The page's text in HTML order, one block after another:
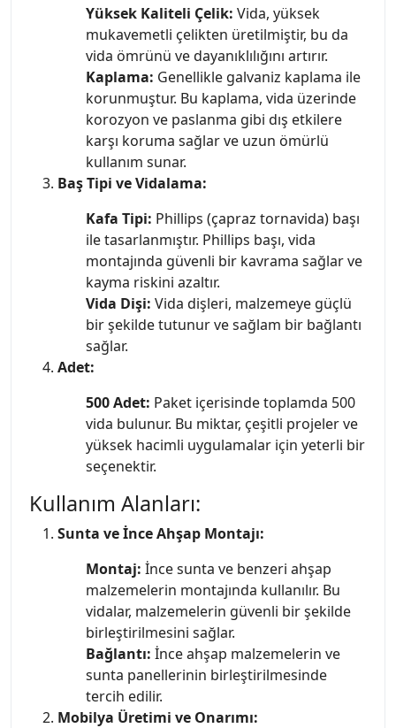
Yüksek Kaliteli Çelik: Vida, yüksek
mukavemetli çelikten üretilmiştir, bu da
vida ömrünü ve dayanıklılığını artırır.
Kaplama: Genellikle galvaniz kaplama ile
korunmuştur. Bu kaplama, vida üzerinde
korozyon ve paslanma gibi dış etkilere
karşı koruma sağlar ve uzun ömürlü
kullanım sunar.
Baş Tipi ve Vidalama:
Kafa Tipi: Phillips (çapraz tornavida) başı
ile tasarlanmıştır. Phillips başı, vida
montajında güvenli bir kavrama sağlar ve
kayma riskini azaltır.
Vida Dişi: Vida dişleri, malzemeye güçlü
bir şekilde tutunur ve sağlam bir bağlantı
sağlar.
Adet:
500 Adet: Paket içerisinde toplamda 500
vida bulunur. Bu miktar, çeşitli projeler ve
yüksek hacimli uygulamalar için yeterli bir
seçenektir.
Kullanım Alanları:
Sunta ve İnce Ahşap Montajı:
Montaj: İnce sunta ve benzeri ahşap
malzemelerin montajında kullanılır. Bu
vidalar, malzemelerin güvenli bir şekilde
birleştirilmesini sağlar.
Bağlantı: İnce ahşap malzemelerin ve
sunta panellerinin birleştirilmesinde
tercih edilir.
Mobilya Üretimi ve Onarımı: